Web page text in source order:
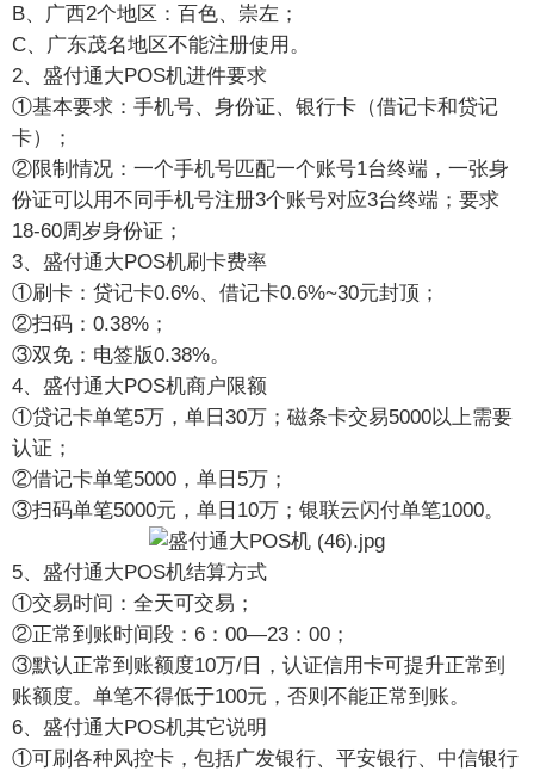
B、广西2个地区：百色、崇左；
C、广东茂名地区不能注册使用。
2、盛付通大POS机进件要求
①基本要求：手机号、身份证、银行卡（借记卡和贷记
卡）；
②限制情况：一个手机号匹配一个账号1台终端，一张身
份证可以用不同手机号注册3个账号对应3台终端；要求
18-60周岁身份证；
3、盛付通大POS机刷卡费率
①刷卡：贷记卡0.6%、借记卡0.6%~30元封顶；
②扫码：0.38%；
③双免：电签版0.38%。
4、盛付通大POS机商户限额
①贷记卡单笔5万，单日30万；磁条卡交易5000以上需要
认证；
②借记卡单笔5000，单日5万；
③扫码单笔5000元，单日10万；银联云闪付单笔1000。
5、盛付通大POS机结算方式
①交易时间：全天可交易；
②正常到账时间段：6：00—23：00；
③默认正常到账额度10万/日，认证信用卡可提升正常到
账额度。单笔不得低于100元，否则不能正常到账。
6、盛付通大POS机其它说明
①可刷各种风控卡，包括广发银行、平安银行、中信银行